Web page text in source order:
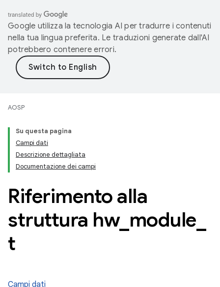
Google utilizza la tecnologia AI per tradurre i contenuti
nella tua lingua preferita. Le traduzioni generate dall'AI
potrebbero contenere errori.
AOSP
Su questa pagina
Campi dati
Descrizione dettagliata
Documentazione dei campi
Riferimento alla
struttura hw_ module
t
Campi dati